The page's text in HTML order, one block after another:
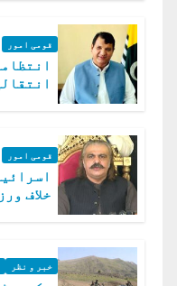
قومی امور
قومی امور
خلاف
خبر و نظر